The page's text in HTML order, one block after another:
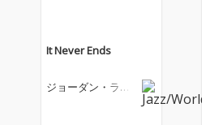
It Never Ends
ジョーダン・ラカ